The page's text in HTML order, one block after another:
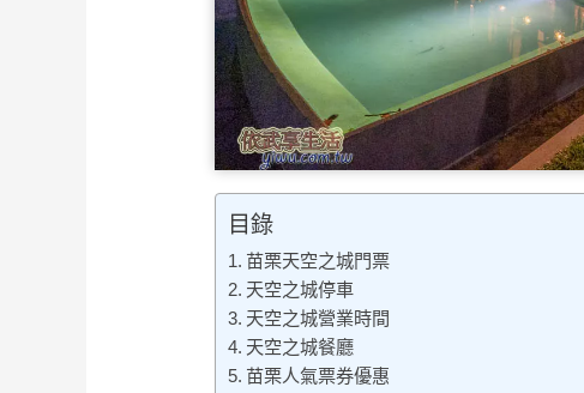
目錄
苗栗天空之城門票
天空之城停車
天空之城營業時間
天空之城餐廳
苗栗人氣票券優惠